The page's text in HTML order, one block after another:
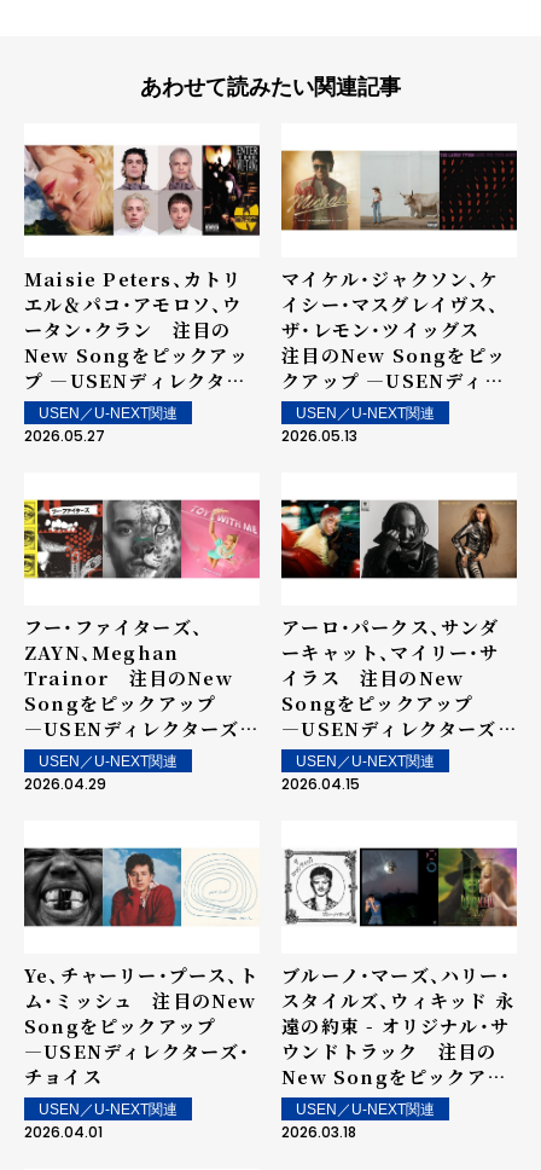
あわせて読みたい関連記事
Maisie Peters、カトリ
エル＆パコ・アモロソ、ウ
ータン・クラン 注目の
New Songをピックアッ
プ ―USENディレクター
ズ・チョイス
USEN／U-NEXT関連
2026.05.27
マイケル・ジャクソン、ケ
イシー・マスグレイヴス、
ザ・レモン・ツイッグス
注目のNew Songをピッ
クアップ ―USENディレ
クターズ・チョイス
USEN／U-NEXT関連
2026.05.13
フー・ファイターズ、
ZAYN、Meghan
Trainor 注目のNew
Songをピックアップ
―USENディレクターズ・
チョイス
USEN／U-NEXT関連
2026.04.29
アーロ・パークス、サンダ
ーキャット、マイリー・サ
イラス 注目のNew
Songをピックアップ
―USENディレクターズ・
チョイス
USEN／U-NEXT関連
2026.04.15
Ye、チャーリー・プース、ト
ム・ミッシュ 注目のNew
Songをピックアップ
―USENディレクターズ・
チョイス
USEN／U-NEXT関連
2026.04.01
ブルーノ・マーズ、ハリー・
スタイルズ、ウィキッド 永
遠の約束 - オリジナル・サ
ウンドトラック 注目の
New Songをピックアッ
プ ―USENディレクター
ズ・チョイス
USEN／U-NEXT関連
2026.03.18